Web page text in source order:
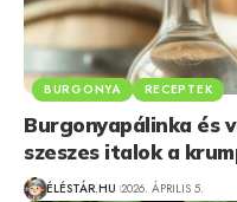
BURGONYA RECEPTEK
Burgonyapálinka és
szeszes italok a
ÉLÉSTÁR.HU 2026. ÁPRILIS 5.